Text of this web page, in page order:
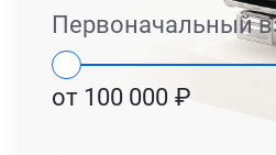
Первоначальный
от 100 000 ₽